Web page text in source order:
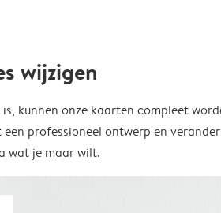
wijzigen
kunnen onze kaarten compleet
professioneel ontwerp en verander
wat je maar wilt.